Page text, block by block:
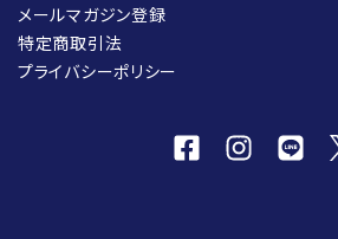
メールマガジン登録
特定商取引法
プライバシーポリシー